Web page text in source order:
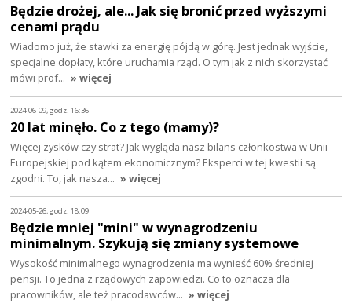
Będzie drożej, ale... Jak się bronić przed wyższymi
cenami prądu
Wiadomo już, że stawki za energię pójdą w górę. Jest jednak wyjście,
specjalne dopłaty, które uruchamia rząd. O tym jak z nich skorzystać
mówi prof… » więcej
2024-06-09, godz. 16:36
20 lat minęło. Co z tego (mamy)?
Więcej zysków czy strat? Jak wygląda nasz bilans członkostwa w Unii
Europejskiej pod kątem ekonomicznym? Eksperci w tej kwestii są
zgodni. To, jak nasza… » więcej
2024-05-26, godz. 18:09
Będzie mniej "mini" w wynagrodzeniu
minimalnym. Szykują się zmiany systemowe
Wysokość minimalnego wynagrodzenia ma wynieść 60% średniej
pensji. To jedna z rządowych zapowiedzi. Co to oznacza dla
pracowników, ale też pracodawców… » więcej